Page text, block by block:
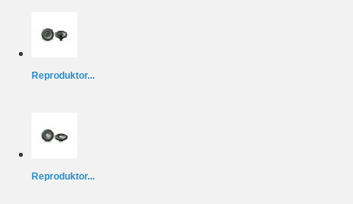
Reproduktor...
Reproduktor...